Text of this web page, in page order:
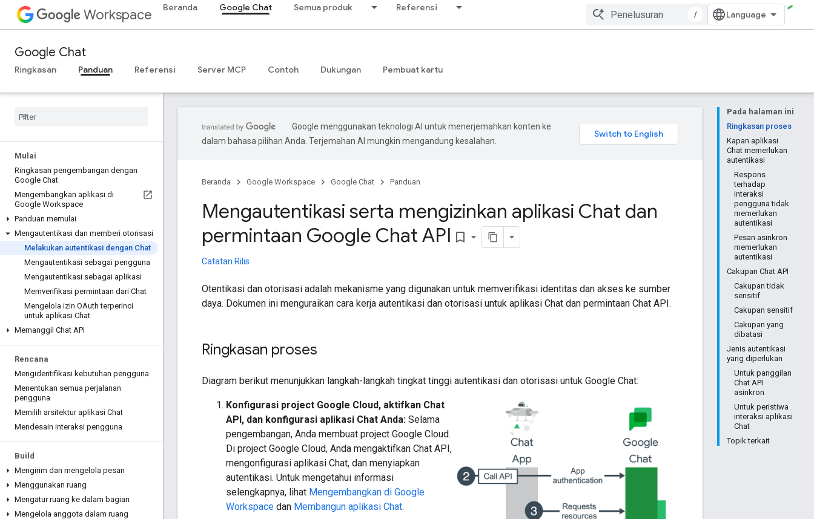
Workspace Beranda Google Chat Semua produk Referensi
/
Google Chat
Ringkasan Panduan Referensi Server MCP Contoh Dukungan Pembuat kartu
Mulai
Ringkasan pengembangan dengan
Google Chat
Mengembangkan aplikasi di
Google Workspace
Panduan memulai
Mengautentikasi dan memberi otorisasi
Melakukan autentikasi dengan Chat
Mengautentikasi sebagai pengguna
Mengautentikasi sebagai aplikasi
Memverifikasi permintaan dari Chat
Mengelola izin OAuth terperinci
untuk aplikasi Chat
Memanggil Chat API
Rencana
Mengidentifikasi kebutuhan pengguna
Menentukan semua perjalanan
pengguna
Memilih arsitektur aplikasi Chat
Mendesain interaksi pengguna
Build
Mengirim dan mengelola pesan
Menggunakan ruang
Mengatur ruang ke dalam bagian
Mengelola anggota dalam ruang
Pada halaman ini
Ringkasan proses
Kapan aplikasi
Chat memerlukan
autentikasi
Respons
terhadap
interaksi
pengguna tidak
memerlukan
autentikasi
Pesan asinkron
memerlukan
autentikasi
Cakupan Chat API
Cakupan tidak
sensitif
Cakupan sensitif
Cakupan yang
dibatasi
Jenis autentikasi
yang diperlukan
Untuk panggilan
Chat API
asinkron
Untuk peristiwa
interaksi aplikasi
Chat
Topik terkait
Google menggunakan teknologi AI untuk menerjemahkan konten ke
dalam bahasa pilihan Anda. Terjemahan AI mungkin mengandung kesalahan.
Beranda Google Workspace Google Chat Panduan
Mengautentikasi serta mengizinkan aplikasi Chat dan
permintaan Google Chat API bookmark_border
Catatan Rilis
Otentikasi dan otorisasi adalah mekanisme yang digunakan untuk memverifikasi identitas dan akses ke sumber
daya. Dokumen ini menguraikan cara kerja autentikasi dan otorisasi untuk aplikasi Chat dan permintaan Chat API.
Ringkasan proses
Diagram berikut menunjukkan langkah-langkah tingkat tinggi autentikasi dan otorisasi untuk Google Chat:
Konfigurasi project Google Cloud, aktifkan Chat
API, dan konfigurasi aplikasi Chat Anda: Selama
pengembangan, Anda membuat project Google Cloud.
Di project Google Cloud, Anda mengaktifkan Chat API,
mengonfigurasi aplikasi Chat, dan menyiapkan
autentikasi. Untuk mengetahui informasi
selengkapnya, lihat Mengembangkan di Google
Workspace dan Membangun aplikasi Chat.